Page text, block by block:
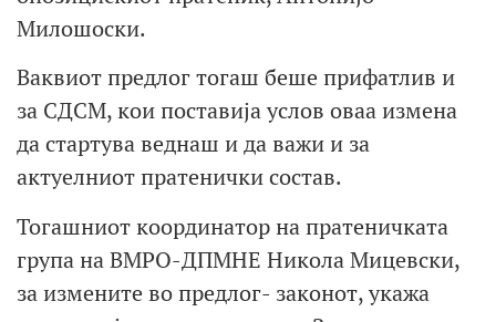
Милошоски.
Ваквиот предлог тогаш беше прифатлив и
за СДСМ, кои поставија услов оваа измена
да стартува веднаш и да важи и за
актуелниот пратенички состав.
Тогашниот координатор на пратеничката
група на ВМРО-ДПМНЕ Никола Мицевски,
за измените во предлог- законот, укажа